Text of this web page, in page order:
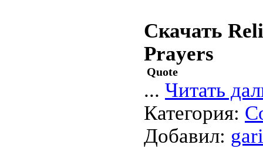
Скачать
Prayers
Quote
... Читать
Категория:
Добавил: gari